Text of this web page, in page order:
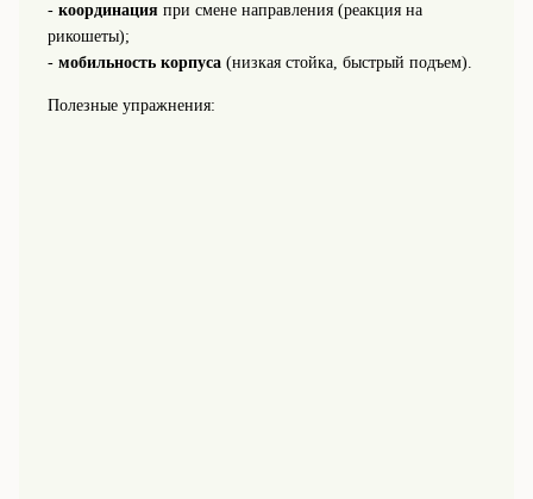
- координацияпри смене направления (реакция на
рикошеты);
- мобильность корпуса(низкая стойка, быстрый подъем).
Полезные упражнения: